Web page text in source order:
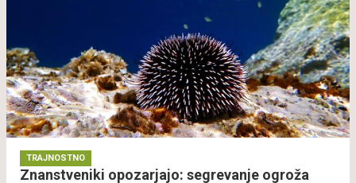
TRAJNOSTNO
Znanstveniki opozarjajo: segrevanje ogroža